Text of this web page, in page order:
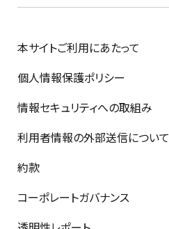
本サイトご利用にあたって
個人情報保護ポリシー
情報セキュリティへの取組み
利用者情報の外部送信について
約款
コーポレートガバナンス